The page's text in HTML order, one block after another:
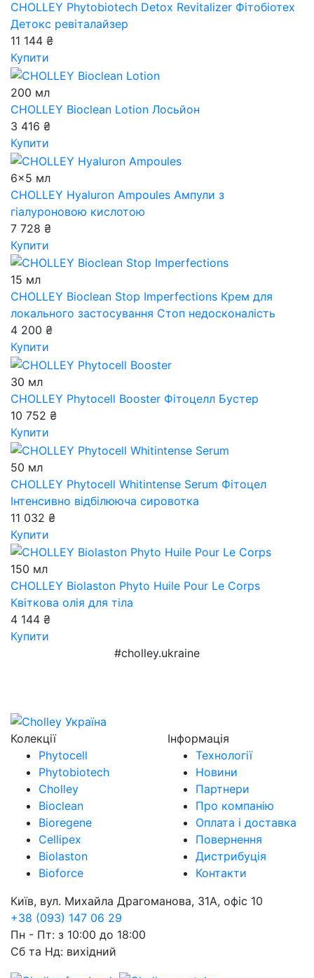
CHOLLEY Phytobiotech Detox Revitalizer Фітобіотех
Детокс ревіталайзер
11 144 ₴
Купити
200 мл
CHOLLEY Bioclean Lotion Лосьйон
3 416 ₴
Купити
6x5 мл
CHOLLEY Hyaluron Ampoules Ампули з
гіалуроновою кислотою
7 728 ₴
Купити
15 мл
CHOLLEY Bioclean Stop Imperfections Крем для
локального застосування Стоп недосконалість
4 200 ₴
Купити
30 мл
CHOLLEY Phytocell Booster Фітоцелл Бустер
10 752 ₴
Купити
50 мл
CHOLLEY Phytocell Whitintense Serum Фітоцел
Інтенсивно відбілююча сировотка
11 032 ₴
Купити
150 мл
CHOLLEY Biolaston Phyto Huile Pour Le Corps
Квіткова олія для тіла
4 144 ₴
Купити
#cholley.ukraine
Колекції
Phytocell
Phytobiotech
Cholley
Bioclean
Bioregene
Cellipex
Biolaston
Bioforce
Інформація
Технології
Новини
Партнери
Про компанію
Оплата і доставка
Повернення
Дистрибуція
Контакти
Київ, вул. Михайла Драгоманова, 31А, офіс 10
+38 (093) 147 06 29
Пн - Пт: з 10:00 до 18:00
Сб та Нд: вихідний